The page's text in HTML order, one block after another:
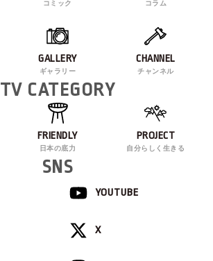
コミック コラム
GALLERY
ギャラリー
CHANNEL
チャンネル
TV CATEGORY
FRIENDLY
日本の底力
PROJECT
自分らしく生きる
SNS
YOUTUBE
X